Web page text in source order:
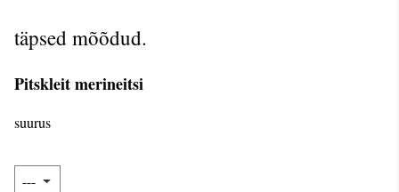
täpsed mõõdud.
Pitskleit merineitsi
suurus